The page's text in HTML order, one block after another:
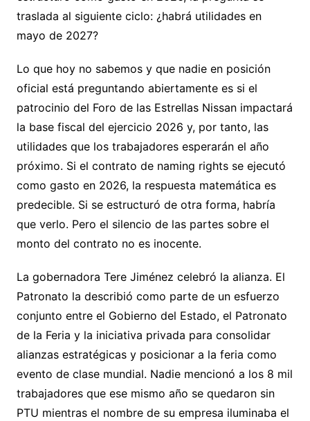
traslada al siguiente ciclo: ¿habrá utilidades en
mayo de 2027?
Lo que hoy no sabemos y que nadie en posición
oficial está preguntando abiertamente es si el
patrocinio del Foro de las Estrellas Nissan impactará
la base fiscal del ejercicio 2026 y, por tanto, las
utilidades que los trabajadores esperarán el año
próximo. Si el contrato de naming rights se ejecutó
como gasto en 2026, la respuesta matemática es
predecible. Si se estructuró de otra forma, habría
que verlo. Pero el silencio de las partes sobre el
monto del contrato no es inocente.
La gobernadora Tere Jiménez celebró la alianza. El
Patronato la describió como parte de un esfuerzo
conjunto entre el Gobierno del Estado, el Patronato
de la Feria y la iniciativa privada para consolidar
alianzas estratégicas y posicionar a la feria como
evento de clase mundial. Nadie mencionó a los 8 mil
trabajadores que ese mismo año se quedaron sin
PTU mientras el nombre de su empresa iluminaba el